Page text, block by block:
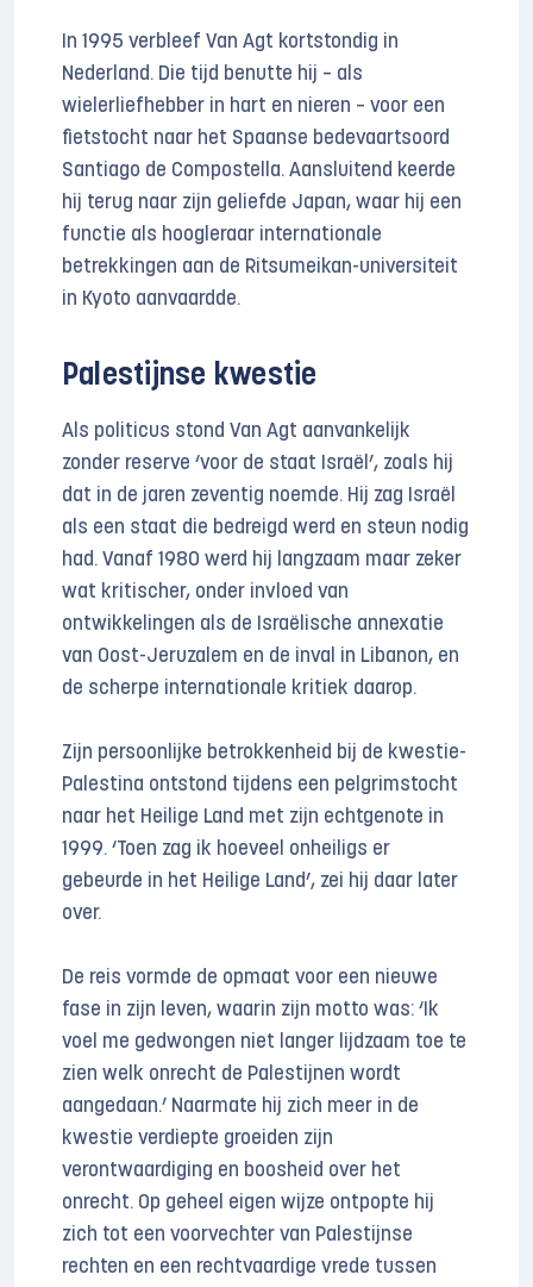
In 1995 verbleef Van Agt kortstondig in
Nederland. Die tijd benutte hij – als
wielerliefhebber in hart en nieren – voor een
fietstocht naar het Spaanse bedevaartsoord
Santiago de Compostella. Aansluitend keerde
hij terug naar zijn geliefde Japan, waar hij een
functie als hoogleraar internationale
betrekkingen aan de Ritsumeikan-universiteit
in Kyoto aanvaardde.
Palestijnse kwestie
Als politicus stond Van Agt aanvankelijk
zonder reserve ‘voor de staat Israël’, zoals hij
dat in de jaren zeventig noemde. Hij zag Israël
als een staat die bedreigd werd en steun nodig
had. Vanaf 1980 werd hij langzaam maar zeker
wat kritischer, onder invloed van
ontwikkelingen als de Israëlische annexatie
van Oost-Jeruzalem en de inval in Libanon, en
de scherpe internationale kritiek daarop.
Zijn persoonlijke betrokkenheid bij de kwestie-
Palestina ontstond tijdens een pelgrimstocht
naar het Heilige Land met zijn echtgenote in
1999. ‘Toen zag ik hoeveel onheiligs er
gebeurde in het Heilige Land’, zei hij daar later
over.
De reis vormde de opmaat voor een nieuwe
fase in zijn leven, waarin zijn motto was: ‘Ik
voel me gedwongen niet langer lijdzaam toe te
zien welk onrecht de Palestijnen wordt
aangedaan.’ Naarmate hij zich meer in de
kwestie verdiepte groeiden zijn
verontwaardiging en boosheid over het
onrecht. Op geheel eigen wijze ontpopte hij
zich tot een voorvechter van Palestijnse
rechten en een rechtvaardige vrede tussen